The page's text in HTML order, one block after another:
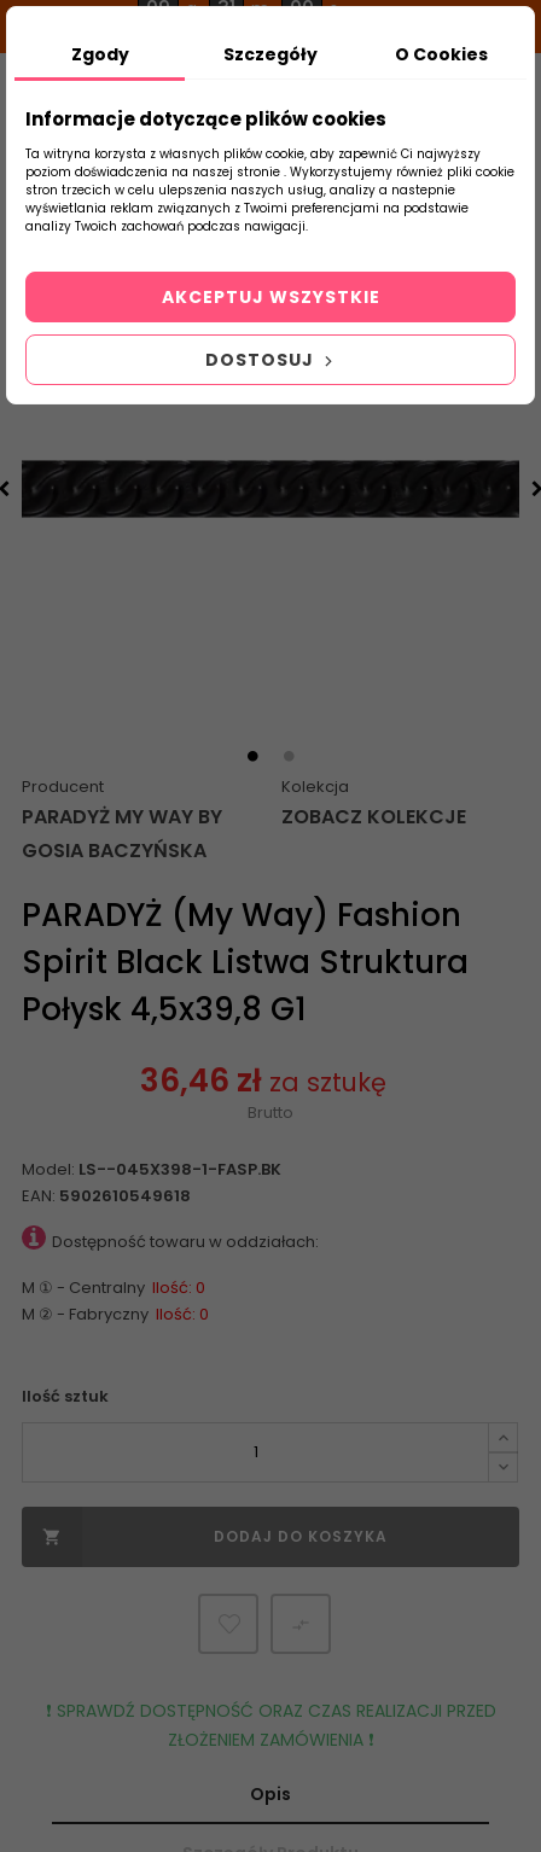
09 g 31 m 00 s
Szukaj
produktu
Strona Główna Płytki Łazienkowe
Producent
PARADYŻ MY WAY BY
GOSIA BACZYŃSKA
Kolekcja
ZOBACZ KOLEKCJE
PARADYŻ (My Way) Fashion
Spirit Black Listwa Struktura
Połysk 4,5x39,8 G1
36,46 zł za sztukę
Brutto
Model: LS--045X398-1-FASP.BK
EAN: 5902610549618
Dostępność towaru w oddziałach:
M ① - Centralny Ilość: 0
M ② - Fabryczny Ilość: 0
Ilość sztuk
 DODAJ DO KOSZYKA
❗️ SPRAWDŹ DOSTĘPNOŚĆ ORAZ CZAS REALIZACJI PRZED
ZŁOŻENIEM ZAMÓWIENIA ❗️
Opis
Zgody Szczegóły O Cookies
Informacje dotyczące plików cookies
Ta witryna korzysta z własnych plików cookie, aby zapewnić Ci najwyższy
poziom doświadczenia na naszej stronie . Wykorzystujemy również pliki cookie
stron trzecich w celu ulepszenia naszych usług, analizy a nastepnie
wyświetlania reklam związanych z Twoimi preferencjami na podstawie
analizy Twoich zachowań podczas nawigacji.
DOSTOSUJ
AKCEPTUJ WSZYSTKIE